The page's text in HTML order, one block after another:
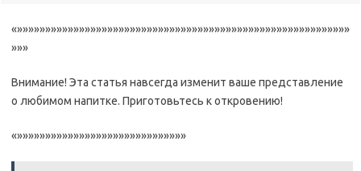
«»»»»»»»»»»»»»»»»»»»»»»»»»»»»»»»»»»»»»»»»»»»»»»»»»»»»»»»»»»»
»»»
Внимание! Эта статья навсегда изменит ваше представление
о любимом напитке. Приготовьтесь к откровению!
«»»»»»»»»»»»»»»»»»»»»»»»»»»»»»»